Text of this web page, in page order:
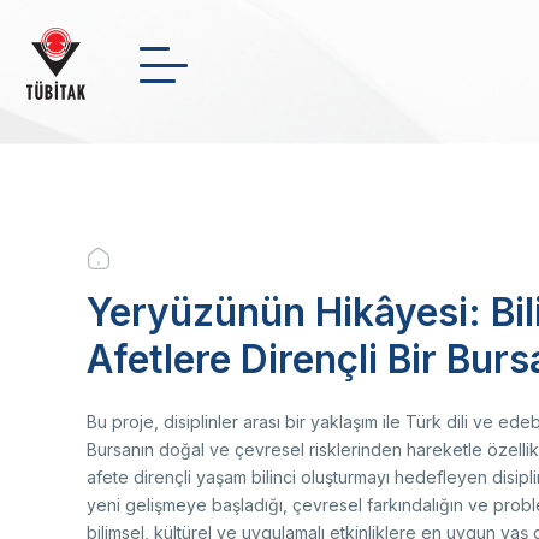
main
content
INSTITUTIONAL
FUNDS
SCHOLARSHIPS
News Archive
Video Gallery
Breadcrumb
Yeryüzünün Hikâyesi:
Afetlere Dirençli Bir
Bu proje, disiplinler arası bir yaklaşım ile Türk dili ve
Bursanın doğal ve çevresel risklerinden hareketle
afete dirençli yaşam bilinci oluşturmayı hedefleyen
yeni gelişmeye başladığı, çevresel farkındalığın ve
bilimsel, kültürel ve uygulamalı etkinliklere en uygun yaş